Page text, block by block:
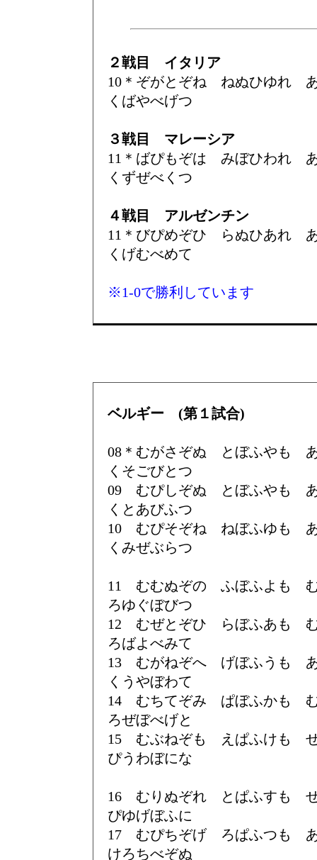
２戦目 イタリア
10＊ぞがとぞね ねぬひゆれ
くばやべげつ
３戦目 マレーシア
11＊ばぴもぞは みぼひわれ
くずぜべくつ
４戦目 アルゼンチン
11＊びぴめぞひ らぬひあれ
くげむべめて
※1-0で勝利しています
ベルギー (第１試合)
08＊むがさぞぬ とぼふやも
くそごびとつ
09 むぴしぞぬ とぼふやも
くとあびふつ
10 むぴそぞね ねぼふゆも
くみぜぶらつ
11 むむぬぞの ふぼふよも
ろゆぐぼびつ
12 むぜとぞひ らぼふあも
ろばよべみて
13 むがねぞへ げぼふうも
くうやぼわて
14 むちてぞみ ぱぼふかも
ろぜぼべげと
15 むぶねぞも えぱふけも
ぴうわぼにな
16 むりぬぞれ とぱふすも
ぴゆげぼふに
17 むぴちぞげ ろぱふつも
けろちべぞぬ